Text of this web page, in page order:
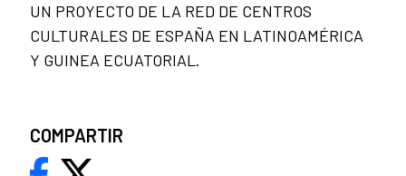
UN PROYECTO DE LA RED DE CENTROS
CULTURALES DE ESPAÑA EN LATINOAMÉRICA
Y GUINEA ECUATORIAL.
COMPARTIR